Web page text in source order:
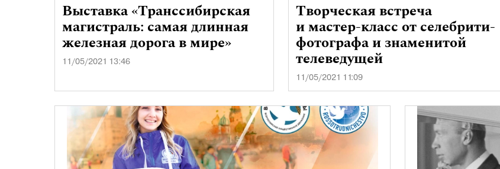
Выставка «Транссибирская
магистраль: самая длинная
железная дорога в мире»
11/05/2021 13:46
Творческая встреча
и мастер-класс от селебрити-
фотографа и знаменитой
телеведущей
11/05/2021 11:09